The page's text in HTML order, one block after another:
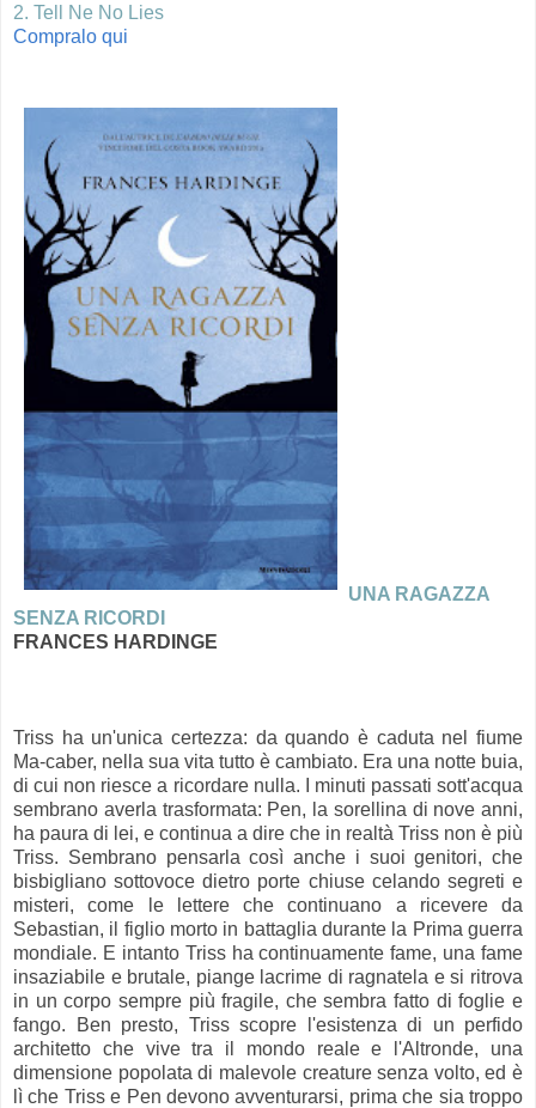
2. Tell Ne No Lies
Compralo qui
UNA RAGAZZA
SENZA RICORDI
FRANCES HARDINGE
Triss ha un'unica certezza: da quando è caduta nel fiume
Ma-caber, nella sua vita tutto è cambiato. Era una notte buia,
di cui non riesce a ricordare nulla. I minuti passati sott'acqua
sembrano averla trasformata: Pen, la sorellina di nove anni,
ha paura di lei, e continua a dire che in realtà Triss non è più
Triss. Sembrano pensarla così anche i suoi genitori, che
bisbigliano sottovoce dietro porte chiuse celando segreti e
misteri, come le lettere che continuano a ricevere da
Sebastian, il figlio morto in battaglia durante la Prima guerra
mondiale. E intanto Triss ha continuamente fame, una fame
insaziabile e brutale, piange lacrime di ragnatela e si ritrova
in un corpo sempre più fragile, che sembra fatto di foglie e
fango. Ben presto, Triss scopre l'esistenza di un perfido
architetto che vive tra il mondo reale e l'Altronde, una
dimensione popolata di malevole creature senza volto, ed è
lì che Triss e Pen devono avventurarsi, prima che sia troppo